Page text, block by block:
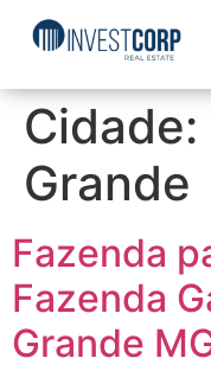
Cidade:
Grande
Fazenda
Fazenda
Grande